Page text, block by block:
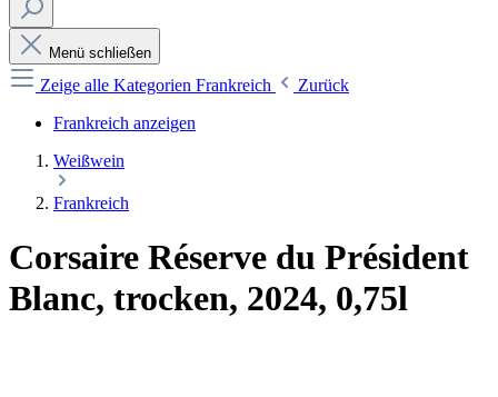
Menü schließen
Zeige alle Kategorien Frankreich
Zurück
Frankreich anzeigen
Weißwein
Frankreich
Corsaire Réserve du Président
Blanc, trocken, 2024, 0,75l